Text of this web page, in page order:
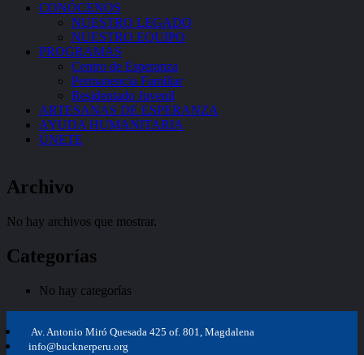
CONÓCENOS
NUESTRO LEGADO
NUESTRO EQUIPO
PROGRAMAS
Centro de Esperanza
Permanencia Familiar
Residentado Juvenil
ARTESANAS DE ESPERANZA
AYUDA HUMANITARIA
ÚNETE
Archivo
No hay archivos que mostrar.
Categorías
No hay categorías
Av. Antonio Miró Quesada 425 of. 801, Magdalena
info@bucknerperu.org